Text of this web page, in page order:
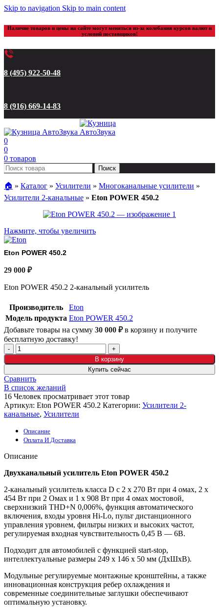
Skip to navigation Skip to main content
Наличие товаров и цены на сайте могут меняться из-за колебания курсов валют и
условий поставщиков!
8 (495) 922-50-48
8 (916) 669-14-83
0
0
0 товаров
Поиск
🏠︎ » Каталог » Усилители » Многоканальные усилители »
Усилители 2-канальные » Eton POWER 450.2
Нажмите, чтобы увеличить
Eton POWER 450.2
29 000 ₽
Eton POWER 450.2 2-канальный усилитель
Производитель
Eton
Модель продукта Eton POWER 450.2
Добавьте товары на сумму 30 000 ₽в корзину и получите
бесплатную доставку!
В корзину
Купить сейчас
Сравнить
В список желаний
16 Человек просматривает этот товар
Артикул: Eton POWER 450.2 Категории: Усилители 2-
канальные, Усилители
Описание
Оплата И Доставка
Описание
Двухканальный усилитель Eton POWER 450.2
2-канальный усилитель класса D с 2 x 270 Вт при 4 омах, 2 x
454 Вт при 2 Омах и 1 x 908 Вт при 4 омах мостовой,
сверхнизкий THD+N 0,006%, функция автоматического
включения, входы уровня Hi-Lo, пульт дистанционного
управления уровнем, фильтры низких и высоких частот,
регулируемая входная чувствительность 0,45 В — 6В.
Подходит для автомобилей с функцией start-stop,
интеллектуальные размеры 249 x 146 x 50 мм (ДхШхВ).
Модульные регулируемые монтажные кронштейны, а также
инновационная конструкция ребер охлаждения и
современные соединительные заглушки обеспечивают
оптимальную установку.